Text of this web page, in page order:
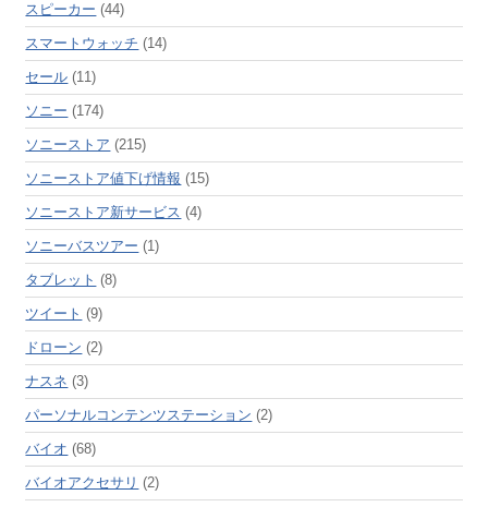
スピーカー (44)
スマートウォッチ (14)
セール (11)
ソニー (174)
ソニーストア (215)
ソニーストア値下げ情報 (15)
ソニーストア新サービス (4)
ソニーバスツアー (1)
タブレット (8)
ツイート (9)
ドローン (2)
ナスネ (3)
パーソナルコンテンツステーション (2)
バイオ (68)
バイオアクセサリ (2)